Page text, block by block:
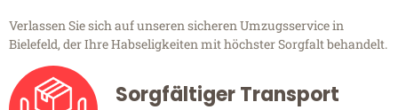
Verlassen Sie sich auf unseren sicheren Umzugsservice in
Bielefeld, der Ihre Habseligkeiten mit höchster Sorgfalt behandelt.
Sorgfältiger Transport